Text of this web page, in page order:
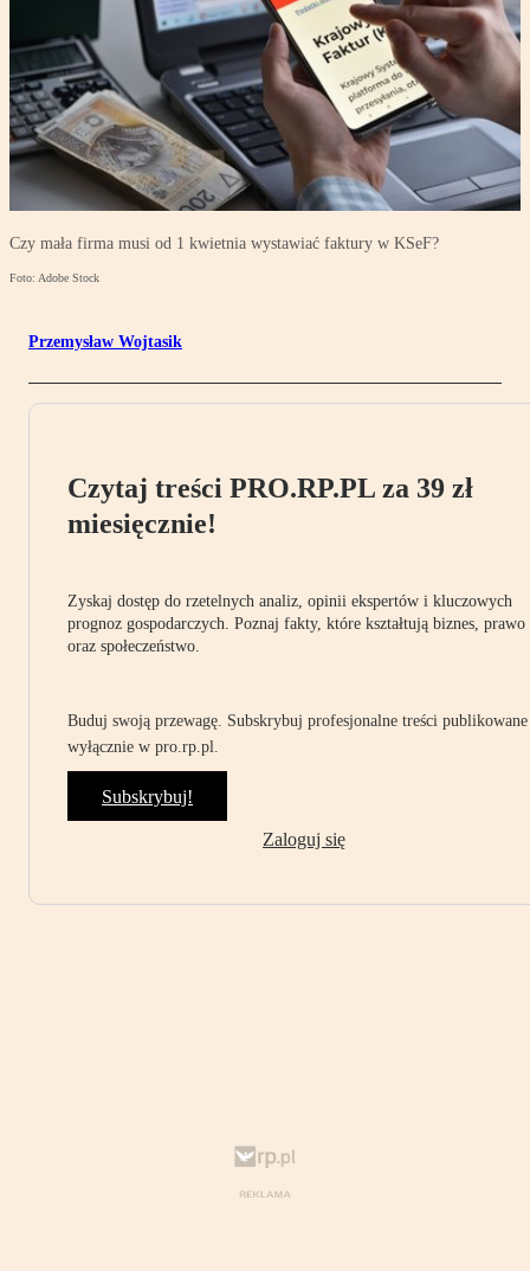
Czy mała firma musi od 1 kwietnia wystawiać faktury w KSeF?
Foto: Adobe Stock
Przemysław Wojtasik
Czytaj treści PRO.RP.PL za 39 zł
miesięcznie!
Zyskaj dostęp do rzetelnych analiz, opinii ekspertów i kluczowych
prognoz gospodarczych. Poznaj fakty, które kształtują biznes, prawo
oraz społeczeństwo.
Buduj swoją przewagę. Subskrybuj profesjonalne treści publikowane
wyłącznie w pro.rp.pl.
Subskrybuj!
Zaloguj się